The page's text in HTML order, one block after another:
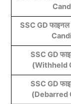
SSC GD फाइनल
SSC GD
(Withheld
SSC GD
(Debarred